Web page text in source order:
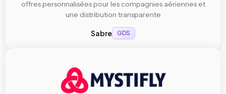
offres personnalisées pour les compagnies aériennes et
une distribution transparente
Sabre GDS